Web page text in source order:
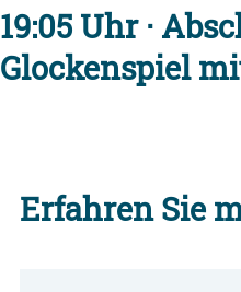
19:05 Uhr ·
Glockenspiel
Erfahren Sie